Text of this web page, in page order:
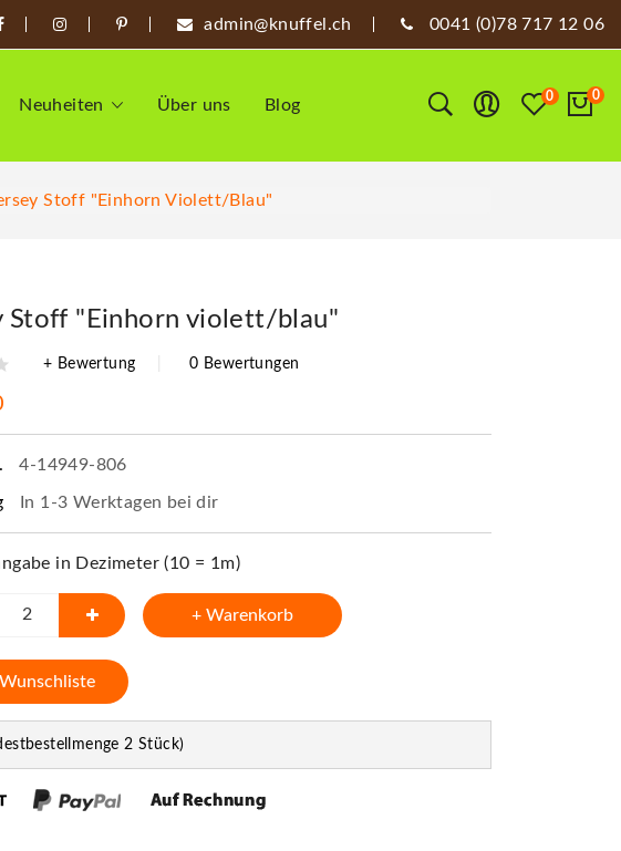
admin@knuffel.ch 0041 (0)78 717 12 06
Neuheiten Über uns Blog 0 0
Stoff "Einhorn Violett/blau"
Stoff "Einhorn violett/blau"
+ Bewertung 0 Bewertungen
4-14949-806
In 1-3 Werktagen bei dir
in Dezimeter (10 = 1m)
+ Warenkorb
2 Stück)